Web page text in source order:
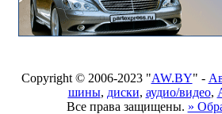
Copyright © 2006-2023 "AW.BY" -
шины, диски, аудио/видео,
Все права защищены. »